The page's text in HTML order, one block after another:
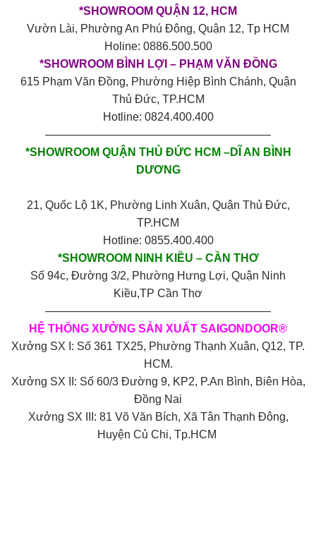
*SHOWROOM QUẬN 12, HCM
Vườn Lài, Phường An Phú Đông, Quận 12, Tp HCM
Holine: 0886.500.500
*SHOWROOM BÌNH LỢI – PHẠM VĂN ĐỒNG
615 Phạm Văn Đồng, Phường Hiệp Bình Chánh, Quận
Thủ Đức, TP.HCM
Hotline: 0824.400.400
————————————————————
*SHOWROOM QUẬN THỦ ĐỨC HCM –DĨ AN BÌNH
DƯƠNG
21, Quốc Lộ 1K, Phường Linh Xuân, Quận Thủ Đức,
TP.HCM
Hotline: 0855.400.400
*SHOWROOM NINH KIỀU – CẦN THƠ
Số 94c, Đường 3/2, Phường Hưng Lợi, Quận Ninh
Kiều,TP Cần Thơ
————————————————————
HỆ THỐNG XƯỞNG SẢN XUẤT SAIGONDOOR®
Xưởng SX I: Số 361 TX25, Phường Thạnh Xuân, Q12, TP.
HCM.
Xưởng SX II: Số 60/3 Đường 9, KP2, P.An Bình, Biên Hòa,
Đồng Nai
Xưởng SX III: 81 Võ Văn Bích, Xã Tân Thạnh Đông,
Huyện Củ Chi, Tp.HCM